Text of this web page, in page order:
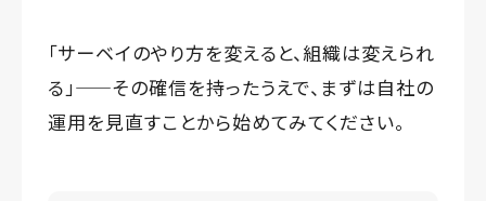
「サーベイのやり方を変えると、組織は変えられ
る」——その確信を持ったうえで、まずは自社の
運用を見直すことから始めてみてください。